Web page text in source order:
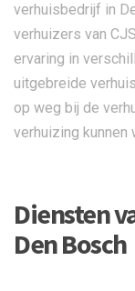
verhuisbedrijf in
verhuizers van
ervaring in
uitgebreide
op weg bij de
verhuizing kunnen
Diensten
Den Bosch